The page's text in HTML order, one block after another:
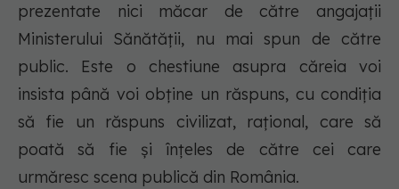
prezentate nici măcar de către angajații
Ministerului Sănătății, nu mai spun de către
public. Este o chestiune asupra căreia voi
insista până voi obține un răspuns, cu condiția
să fie un răspuns civilizat, rațional, care să
poată să fie și înțeles de către cei care
urmăresc scena publică din România.